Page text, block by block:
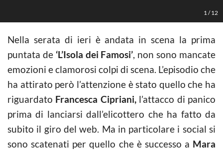
1 /12
Nella serata di ieri è andata in scena la prima
puntata de ‘L’Isola dei Famosi’, non sono mancate
emozioni e clamorosi colpi di scena. L’episodio che
ha attirato però l’attenzione è stato quello che ha
riguardato Francesca Cipriani,l’attacco di panico
prima di lanciarsi dall’elicottero che ha fatto da
subito il giro del web. Ma in particolare i social si
sono scatenati per quello che è successo a Mara